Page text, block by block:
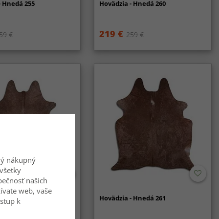
Hnedá 255
€
Hovädzia - Hnedá 260
219 € 259 €
- Hnedá 281 Hovädzia - Hnedá 261
nákupný
našich
web, vaše
k